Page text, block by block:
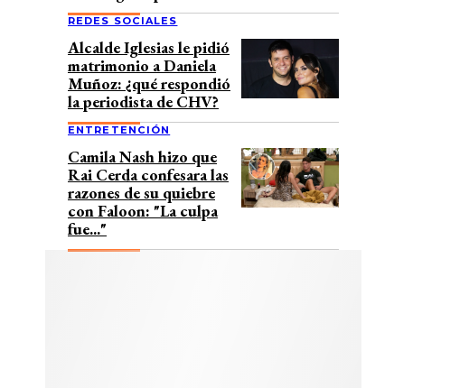
REDES SOCIALES
Alcalde Iglesias le pidió
matrimonio a Daniela
Muñoz: ¿qué respondió
la periodista de CHV?
ENTRETENCIÓN
Camila Nash hizo que
Rai Cerda confesara las
razones de su quiebre
con Faloon: "La culpa
fue..."